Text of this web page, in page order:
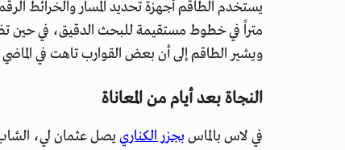
متراً في خطوط مستقيمة للبحث الدقيق، في حين تظل
ويشير الطاقم إلى أن بعض القوارب تاهت في الماضي
النجاة بعد أيام من المعاناة
في لاس بالماس بجزر الكناري